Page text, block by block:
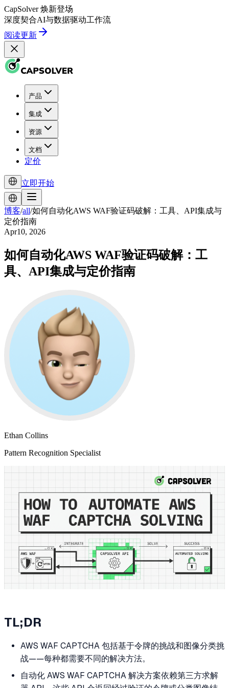
CapSolver 焕新登场
深度契合AI与数据驱动工作流
阅读更新
产品
集成
资源
文档
定价
立即开始
博客/all/如何自动化AWS WAF验证码破解：工具、API集成与
定价指南
Apr10, 2026
如何自动化AWS WAF验证码破解：工
具、API集成与定价指南
Ethan Collins
Pattern Recognition Specialist
TL;DR
AWS WAF CAPTCHA 包括基于令牌的挑战和图像分类挑
战——每种都需要不同的解决方法。
自动化 AWS WAF CAPTCHA 解决方案依赖第三方求解